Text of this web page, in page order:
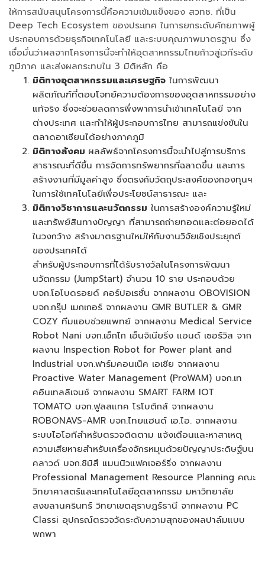
ให้การสนับสนุนโครงการนี้คือความเข้มแข็งของ สวทช. ที่เป็น
Deep Tech Ecosystem ของประเทศ ในการยกระดับศักยภาพผู้
ประกอบการด้วยธุรกิจเทคโนโลยี และระบบคุณภาพมาตรฐาน ซึ่ง
เชื่อมั่นว่าผลจากโครงการนี้จะทำให้อุตสาหกรรมไทยก้าวสู่เวทีระดับ
ภูมิภาค และส่งผลกระทบใน 3 มิติหลัก คือ
มิติทางอุตสาหกรรมและเศรษฐกิจ ในการพัฒนา
ผลิตภัณฑ์ที่ตอบโจทย์ความต้องการของอุตสาหกรรมอย่าง
แท้จริง ซึ่งจะช่วยลดการพึ่งพาการนำเข้าเทคโนโลยี จาก
ต่างประเทศ และทำให้ผู้ประกอบการไทย สามารถแข่งขันใน
ตลาดอาเซียนได้อย่างภาคภูมิ
มิติทางสังคม ผลลัพธ์จากโครงการนี้จะนำไปสู่การบริการ
สาธารณะที่ดีขึ้น การจัดการทรัพยากรที่ฉลาดขึ้น และการ
สร้างงานที่มีมูลค่าสูง ซึ่งตรงกับวัตถุประสงค์ของกองทุนฯ
ในการใช้เทคโนโลยีเพื่อประโยชน์สาธารณะ และ
มิติทางวิชาการและนวัตกรรม ในการสร้างองค์ความรู้ใหม่
และทรัพย์สินทางปัญญา ที่สามารถถ่ายทอดและต่อยอดได้
ในวงกว้าง สร้างมาตรฐานใหม่ให้กับงานวิจัยเชิงประยุกต์
ของประเทศได้
สำหรับผู้ประกอบการที่ได้รับรางวัลในโครงการพัฒนา
นวัตกรรม (JumpStart) จำนวน 10 ราย ประกอบด้วย
บจก.โอโบดรอยด์ คอร์ปอเรชั่น จากผลงาน OBOVISION
บจก.กรุ๊ป เมกเกอร์ จากผลงาน GMR BUTLER & GMR
COZY ทีมแอบช่วยแพทย์ จากผลงาน Medical Service
Robot Nani บจก.เอ็กโก เอ็นจิเนียริ่ง แอนด์ เซอร์วิส จาก
ผลงาน Inspection Robot for Power plant and
Industrial บจก.ฟาร์มคอนเน็ค เอเชีย จากผลงาน
Proactive Water Management (ProWAM) บจก.เท
คอินเทลลิเจนซ์ จากผลงาน SMART FARM IOT
TOMATO บจก.ฟูลสแทค โรโบติกส์ จากผลงาน
ROBONAVS-AMR บจก.ไทยแฮนด์ เอ.ไอ. จากผลงาน
ระบบไอโอทีสำหรับตรวจติดตาม แจ้งเตือนและหาสาเหตุ
ความเสียหายสำหรับเครื่องจักรหมุนด้วยปัญญาประดิษฐ์บน
คลาวด์ บจก.ชิมิสึ แมนนิวแฟคเจอร์ริ่ง จากผลงาน
Professional Management Resource Planning คณะ
วิทยาศาสตร์และเทคโนโลยีอุตสาหกรรม มหาวิทยาลัย
สงขลานครินทร์ วิทยาเขตสุราษฎร์ธานี จากผลงาน PC
Classi อุปกรณ์ตรวจวัดระดับความสุกของผลปาล์มแบบ
พกพา